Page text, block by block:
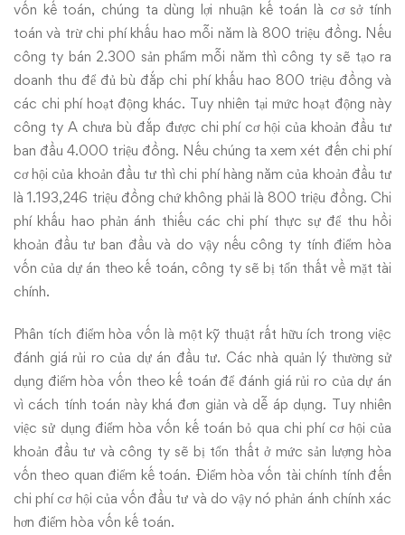
vốn kế toán, chúng ta dùng lợi nhuận kế toán là cơ sở tính
toán và trừ chi phí khấu hao mỗi năm là 800 triệu đồng. Nếu
công ty bán 2.300 sản phẩm mỗi năm thì công ty sẽ tạo ra
doanh thu để đủ bù đắp chi phí khấu hao 800 triệu đồng và
các chi phí hoạt động khác. Tuy nhiên tại mức hoạt động này
công ty A chưa bù đắp được chi phí cơ hội của khoản đầu tư
ban đầu 4.000 triệu đồng. Nếu chúng ta xem xét đến chi phí
cơ hội của khoản đầu tư thì chi phí hàng năm của khoản đầu tư
là 1.193,246 triệu đồng chứ không phải là 800 triệu đồng. Chi
phí khấu hao phản ánh thiếu các chi phí thực sự để thu hồi
khoản đầu tư ban đầu và do vậy nếu công ty tính điểm hòa
vốn của dự án theo kế toán, công ty sẽ bị tổn thất về mặt tài
chính.
Phân tích điểm hòa vốn là một kỹ thuật rất hữu ích trong việc
đánh giá rủi ro của dự án đầu tư. Các nhà quản lý thường sử
dụng điểm hòa vốn theo kế toán để đánh giá rủi ro của dự án
vì cách tính toán này khá đơn giản và dễ áp dụng. Tuy nhiên
việc sử dụng điểm hòa vốn kế toán bỏ qua chi phí cơ hội của
khoản đầu tư và công ty sẽ bị tổn thất ở mức sản lượng hòa
vốn theo quan điểm kế toán. Điểm hòa vốn tài chính tính đến
chi phí cơ hội của vốn đầu tư và do vậy nó phản ánh chính xác
hơn điểm hòa vốn kế toán.